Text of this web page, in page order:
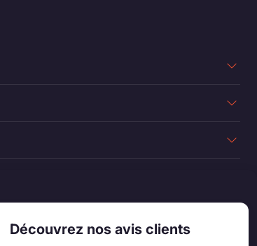
Découvrez nos avis clients